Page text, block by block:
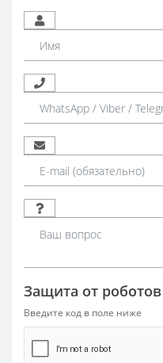
Защита от роботов
Введите код в поле ниже